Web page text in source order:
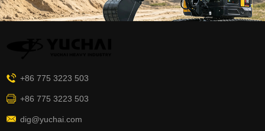
+86 775 3223 503
+86 775 3223 503
dig@yuchai.com